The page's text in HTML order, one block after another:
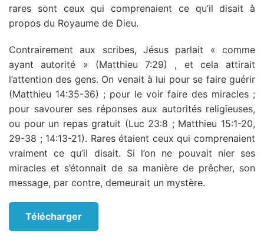
rares sont ceux qui comprenaient ce qu’il disait à
propos du Royaume de Dieu.
Contrairement aux scribes, Jésus parlait « comme
ayant autorité » (Matthieu 7:29) , et cela attirait
l’attention des gens. On venait à lui pour se faire guérir
(Matthieu 14:35-36) ; pour le voir faire des miracles ;
pour savourer ses réponses aux autorités religieuses,
ou pour un repas gratuit (Luc 23:8 ; Matthieu 15:1-20,
29-38 ; 14:13-21). Rares étaient ceux qui comprenaient
vraiment ce qu’il disait. Si l’on ne pouvait nier ses
miracles et s’étonnait de sa manière de prêcher, son
message, par contre, demeurait un mystère.
Télécharger